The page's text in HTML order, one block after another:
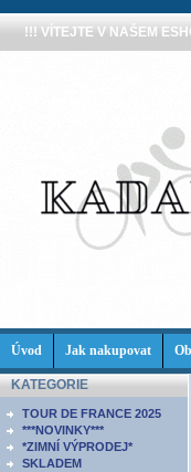
!!! VÍTEJTE V NAŠEM
Úvod Jak nakupovat
KATEGORIE
TOUR DE FRANCE 2025
***NOVINKY***
*ZIMNÍ VÝPRODEJ*
SKLADEM